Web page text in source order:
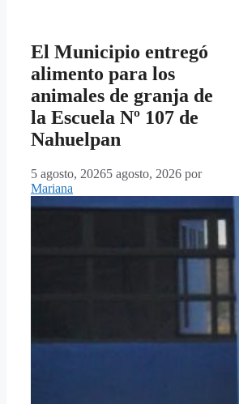
El Municipio entregó
alimento para los
animales de granja de
la Escuela Nº 107 de
Nahuelpan
5 agosto, 20265 agosto, 2026 por
Mariana